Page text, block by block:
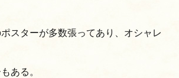
スターが多数張ってあり、オシャレ
ある。